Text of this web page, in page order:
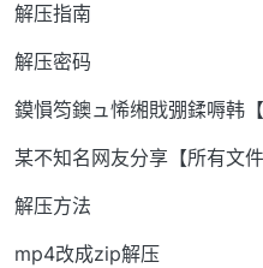
解压指南
解压密码
鏌愪笉鐭ュ悕缃戝弸鍒嗕韩
某不知名网友分享【所有文件
解压方法
mp4改成zip解压